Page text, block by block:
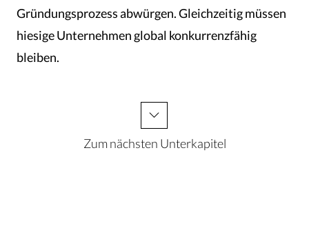
Gründungsprozess abwürgen. Gleichzeitig müssen
hiesige Unternehmen global konkurrenzfähig
bleiben.
Zum nächsten Unterkapitel